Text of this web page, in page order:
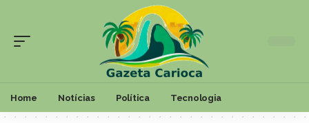
Home Notícias Política Tecnologia